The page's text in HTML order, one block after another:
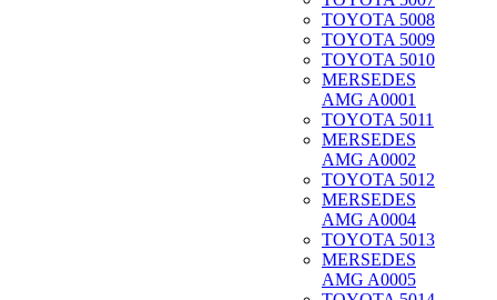
TOYOTA 5008
TOYOTA 5009
TOYOTA 5010
MERSEDES
AMG A0001
TOYOTA 5011
MERSEDES
AMG A0002
TOYOTA 5012
MERSEDES
AMG A0004
TOYOTA 5013
MERSEDES
AMG A0005